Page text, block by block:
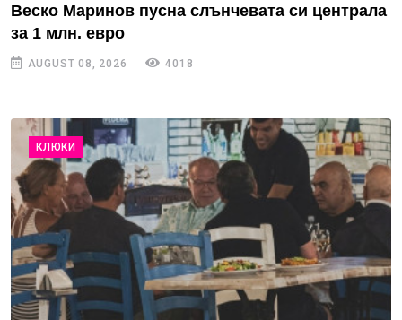
Веско Маринов пусна слънчевата си централа
за 1 млн. евро
AUGUST 08, 2026 4018
КЛЮКИ